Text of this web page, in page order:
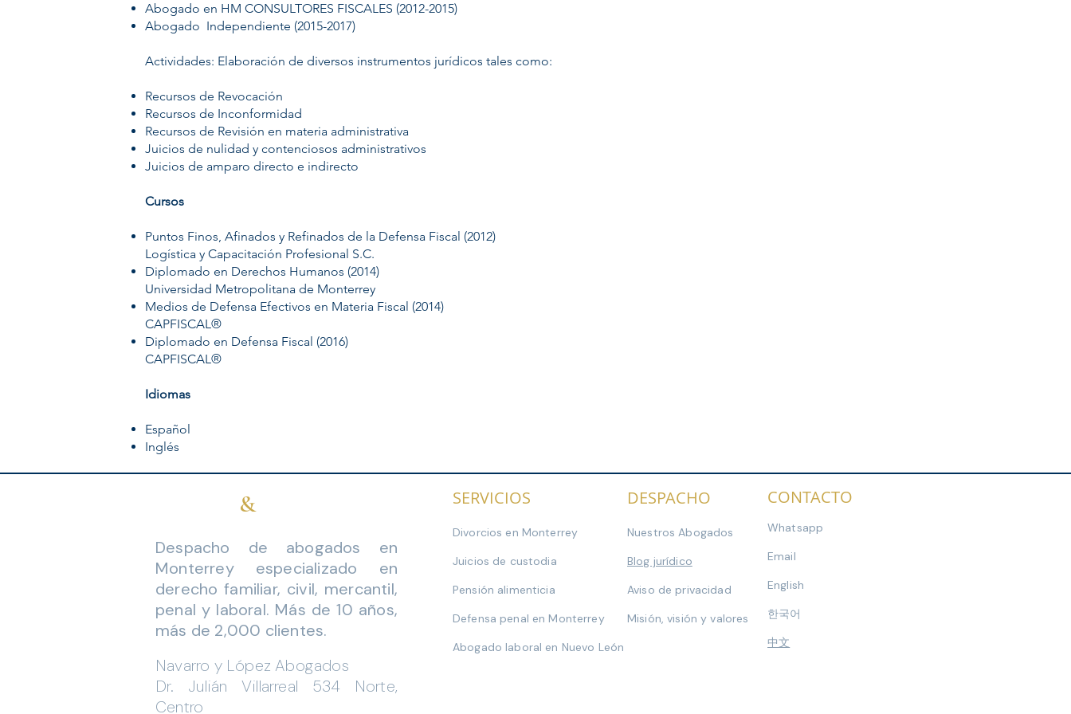
Abogado en HM CONSULTORES FISCALES (2012-2015)
Abogado Independiente (2015-2017)
Actividades: Elaboración de diversos instrumentos jurídicos tales como:
​Recursos de Revocación
Recursos de Inconformidad
Recursos de Revisión en materia administrativa
Juicios de nulidad y contenciosos administrativos
Juicios de amparo directo e indirecto
Cursos
Puntos Finos, Afinados y Refinados de la Defensa Fiscal (2012)
Logística y Capacitación Profesional S.C.
Diplomado en Derechos Humanos (2014)
Universidad Metropolitana de Monterrey
Medios de Defensa Efectivos en Materia Fiscal (2014)
CAPFISCAL®
Diplomado en Defensa Fiscal (2016)
CAPFISCAL®
Idiomas
Español
Inglés
&López Abogados
Despacho de abogados en
Monterrey especializado en
derecho familiar, civil, mercantil,
penal y laboral. Más de 10 años,
más de 2,000 clientes.
Navarro y López Abogados
Dr. Julián Villarreal 534 Norte,
Centro
SERVICIOS
Divorcios en Monterrey
Juicios de custodia
Pensión alimenticia
Defensa penal en Monterrey
Abogado laboral en Nuevo León
DESPACHO
Nuestros Abogados
Blog jurídico
Aviso de privacidad
Misión, visión y valores
CONTACTO
Whatsapp
Email
English
한국어
​中文